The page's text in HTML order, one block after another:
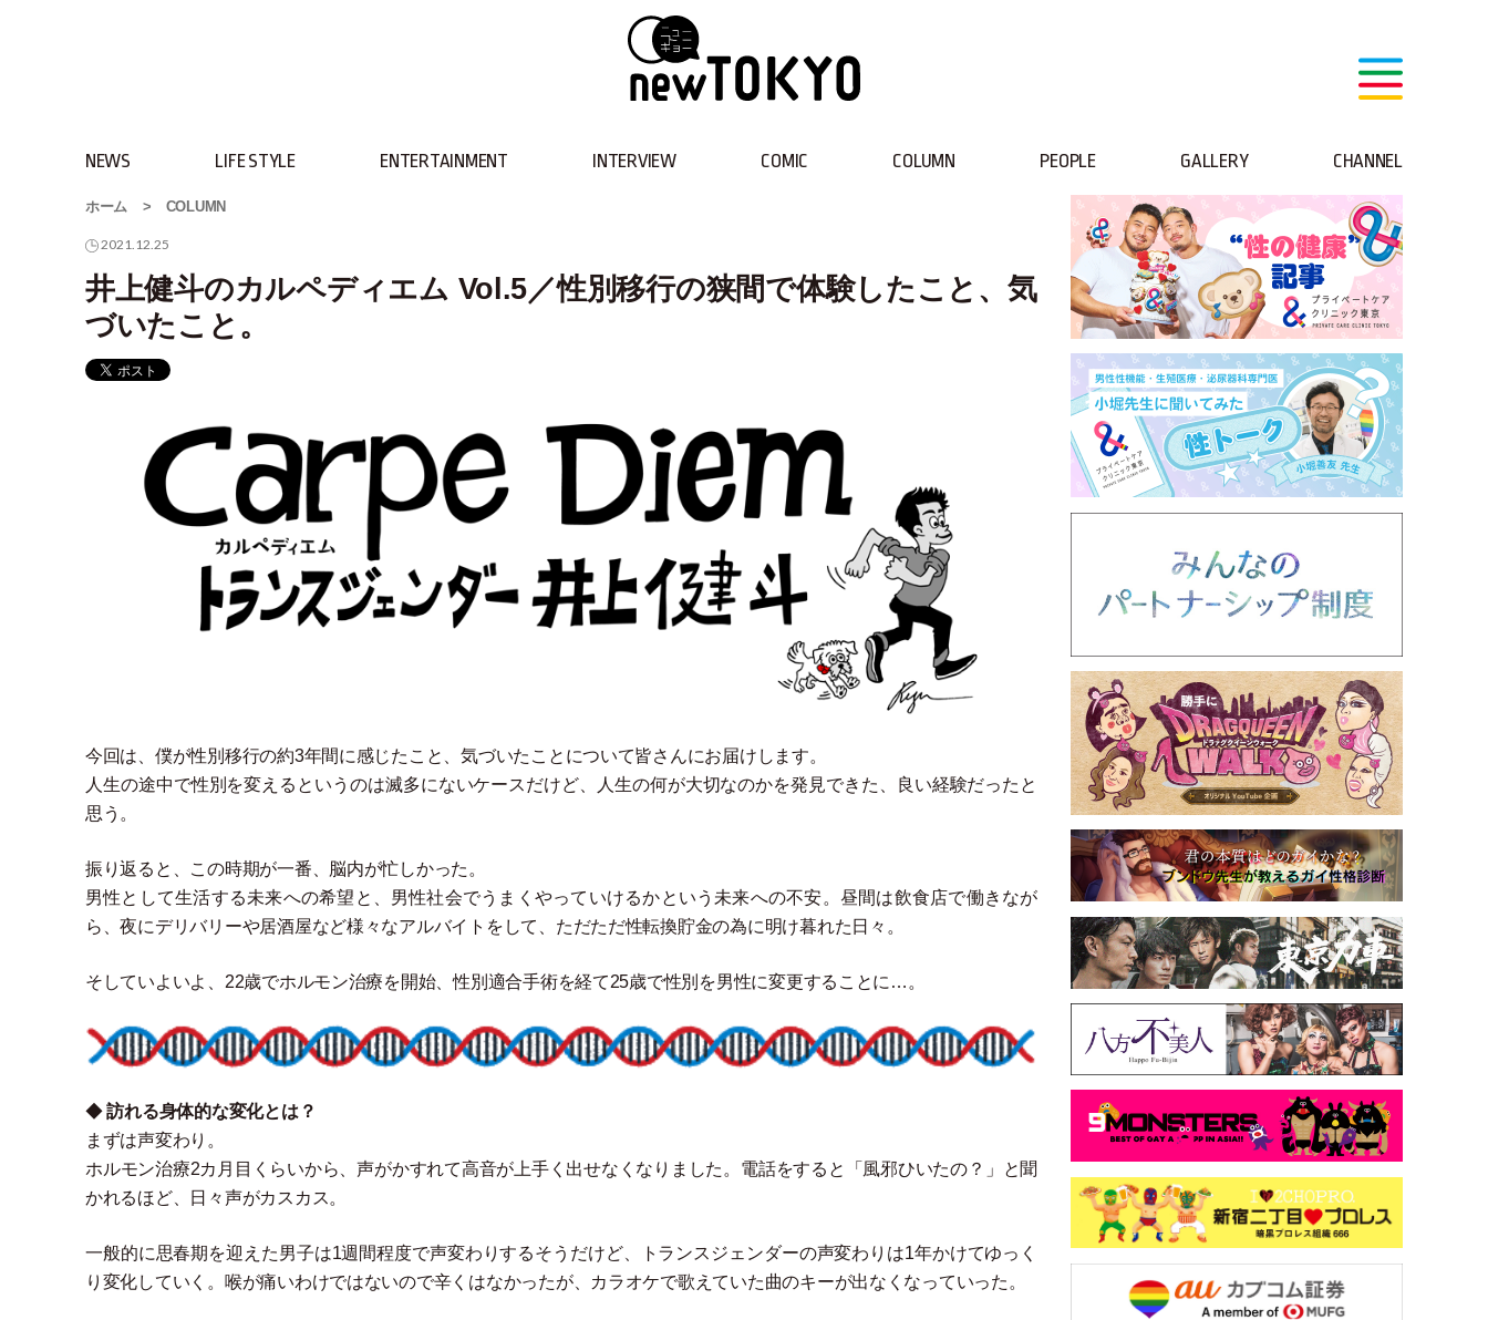
NEWS LIFE STYLE ENTERTAINMENT INTERVIEW COMIC COLUMN PEOPLE GALLERY CHANNEL
ホーム > COLUMN
2021.12.25
井上健斗のカルペディエム Vol.5／性別移行の狭間で体験したこと、気
づいたこと。
今回は、僕が性別移行の約3年間に感じたこと、気づいたことについて皆さんにお届けします。
人生の途中で性別を変えるというのは滅多にないケースだけど、人生の何が大切なのかを発見できた、良い経験だったと
思う。
振り返ると、この時期が一番、脳内が忙しかった。
男性として生活する未来への希望と、男性社会でうまくやっていけるかという未来への不安。昼間は飲食店で働きなが
ら、夜にデリバリーや居酒屋など様々なアルバイトをして、ただただ性転換貯金の為に明け暮れた日々。
そしていよいよ、22歳でホルモン治療を開始、性別適合手術を経て25歳で性別を男性に変更することに…。
◆訪れる身体的な変化とは？
まずは声変わり。
ホルモン治療2カ月目くらいから、声がかすれて高音が上手く出せなくなりました。電話をすると
「 風邪ひいたの？ 」
と聞
かれるほど、日々声がカスカス。
一般的に思春期を迎えた男子は1週間程度で声変わりするそうだけど、トランスジェンダーの声変わりは1年かけてゆっく
り変化していく。喉が痛いわけではないので辛くはなかったが、カラオケで歌えていた曲のキーが出なくなっていった。